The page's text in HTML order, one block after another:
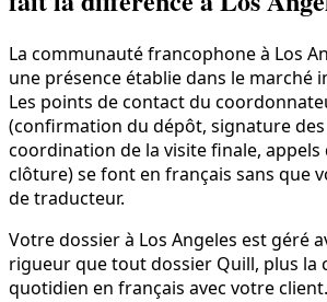
La communauté francophone à Los
une présence établie dans le marché
Les points de contact du
(confirmation du dépôt, signature
coordination de la visite finale, appels
clôture) se font en français sans que
de traducteur.
Votre dossier à Los Angeles est géré
rigueur que tout dossier Quill, plus la
quotidien en français avec votre client.